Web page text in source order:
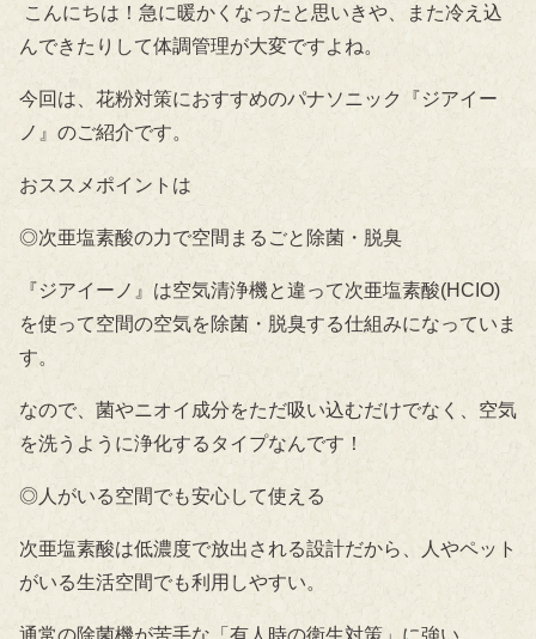
こんにちは！急に暖かくなったと思いきや、また冷え込
んできたりして体調管理が大変ですよね。
今回は、花粉対策におすすめのパナソニック『ジアイー
ノ』のご紹介です。
おススメポイントは
◎次亜塩素酸の力で空間まるごと除菌・脱臭
『ジアイーノ』は空気清浄機と違って次亜塩素酸(HCIO)
を使って空間の空気を除菌・脱臭する仕組みになっていま
す。
なので、菌やニオイ成分をただ吸い込むだけでなく、空気
を洗うように浄化するタイプなんです！
◎人がいる空間でも安心して使える
次亜塩素酸は低濃度で放出される設計だから、人やペット
がいる生活空間でも利用しやすい。
通常の除菌機が苦手な「有人時の衛生対策」に強い。